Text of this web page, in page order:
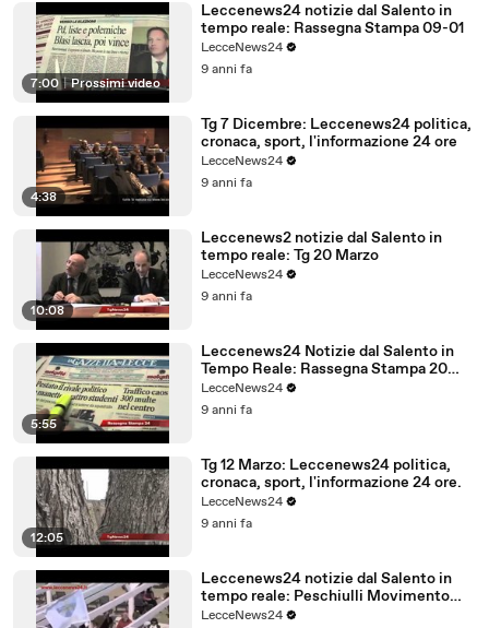
7:00 | Prossimi video
Leccenews24 notizie dal Salento in
tempo reale: Rassegna Stampa 09-01
LecceNews24
9 anni fa
4:38
Tg 7 Dicembre: Leccenews24 politica,
cronaca, sport, l'informazione 24 ore
LecceNews24
9 anni fa
10:08
Leccenews2 notizie dal Salento in
tempo reale: Tg 20 Marzo
LecceNews24
9 anni fa
5:55
Leccenews24 Notizie dal Salento in
Tempo Reale: Rassegna Stampa 20
Marzo
LecceNews24
9 anni fa
12:05
Tg 12 Marzo: Leccenews24 politica,
cronaca, sport, l'informazione 24 ore.
LecceNews24
9 anni fa
Leccenews24 notizie dal Salento in
tempo reale: Peschiulli Movimento
Regione Salento
LecceNews24